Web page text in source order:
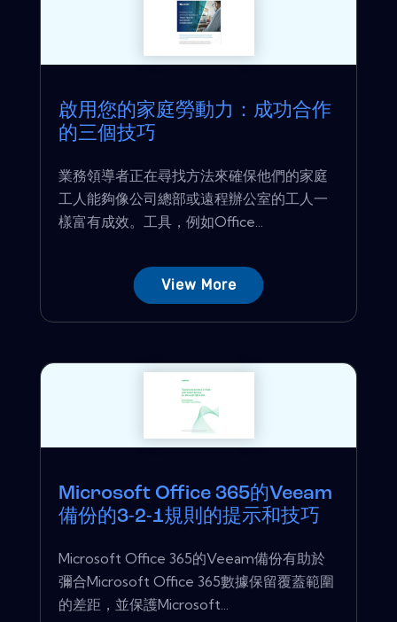
啟用您的家庭勞動力：成功合作
的三個技巧
業務領導者正在尋找方法來確保他們的家庭
工人能夠像公司總部或遠程辦公室的工人一
樣富有成效。工具，例如Office...
View More
Microsoft Office 365的Veeam
備份的3-2-1規則的提示和技巧
Microsoft Office 365的Veeam備份有助於
彌合Microsoft Office 365數據保留覆蓋範圍
的差距，並保護Microsoft...